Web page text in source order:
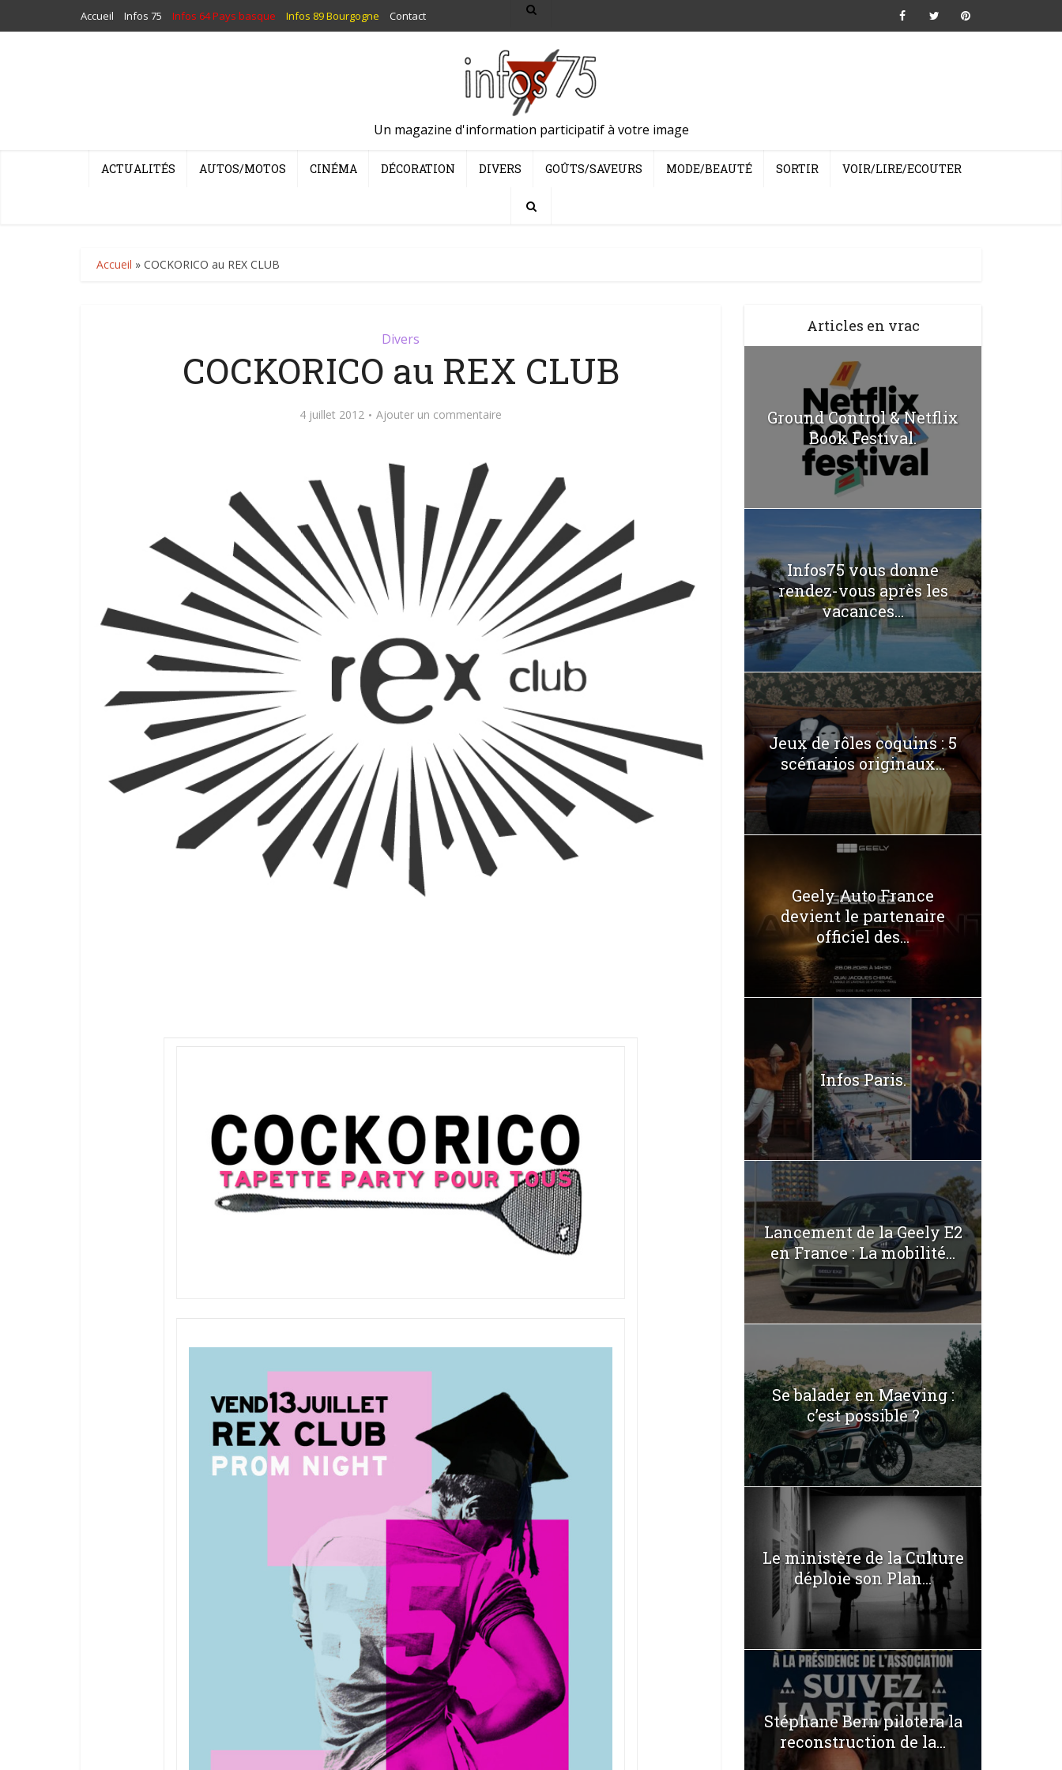
Accueil Infos 75 Infos 64 Pays basque Infos 89 Bourgogne Contact
Un magazine d'information participatif à votre image
ACTUALITÉS AUTOS/MOTOS CINÉMA DÉCORATION DIVERS GOÛTS/SAVEURS MODE/BEAUTÉ SORTIR VOIR/LIRE/ECOUTER
Accueil » COCKORICO au REX CLUB
Divers
COCKORICO au REX CLUB
4 juillet 2012 Ajouter un commentaire
Articles en vrac
Ground Control & Netflix
Book Festival.
Infos75 vous donne
rendez-vous après les
vacances...
Jeux de rôles coquins : 5
scénarios originaux...
Geely Auto France
devient le partenaire
officiel des...
Infos Paris.
Lancement de la Geely E2
en France : La mobilité...
Se balader en Maeving :
c’est possible ?
Le ministère de la Culture
déploie son Plan...
Stéphane Bern pilotera la
reconstruction de la...